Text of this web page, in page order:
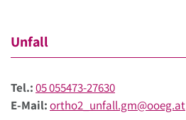
Unfall
Tel.:05 055473-27630
E-Mail:ortho2_unfall.gm@ooeg.at